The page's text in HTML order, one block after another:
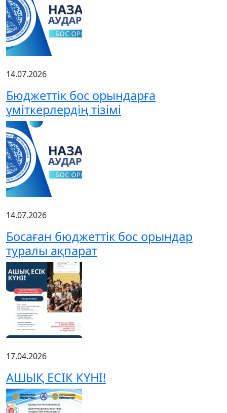
14.07.2026
Бюджеттік бос орындарға
үміткерлердің тізімі
14.07.2026
Босаған бюджеттік бос орындар
туралы ақпарат
17.04.2026
АШЫҚ ЕСІК КҮНІ!